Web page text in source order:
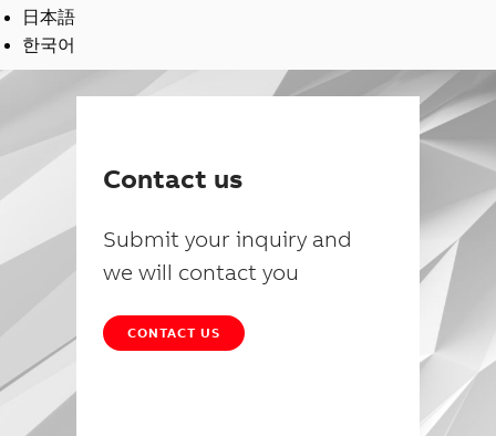
日本語
한국어
Contact us
Submit your inquiry and
we will contact you
CONTACT US